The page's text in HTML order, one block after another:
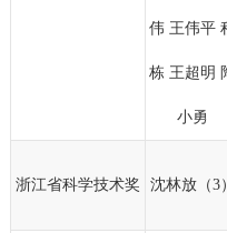
伟 王伟平
栋 王超明
小勇
浙江省科学技术奖 沈林放（3）